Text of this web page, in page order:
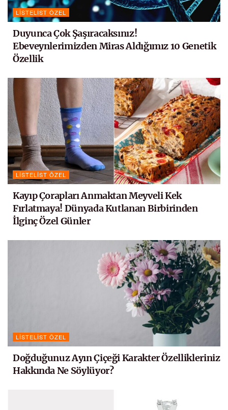
LISTELIST ÖZEL
Duyunca Çok Şaşıracaksınız!
Ebeveynlerimizden Miras Aldığımız 10 Genetik
Özellik
LISTELIST ÖZEL
Kayıp Çorapları Anmaktan Meyveli Kek
Fırlatmaya! Dünyada Kutlanan Birbirinden
İlginç Özel Günler
LISTELIST ÖZEL
Doğduğunuz Ayın Çiçeği Karakter Özellikleriniz
Hakkında Ne Söylüyor?